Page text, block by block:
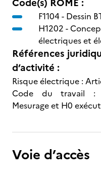
F1104 - Dessin
H1202 -
électriques et
Références
d’activité :
Risque électrique :
Code du travail :
Mesurage et H0
Voie d’accès